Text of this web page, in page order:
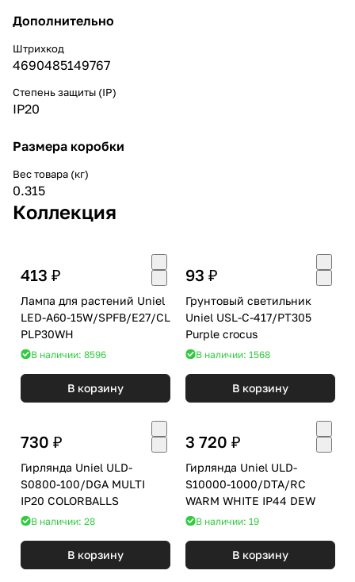
Дополнительно
Штрихкод
4690485149767
Степень защиты (IP)
IP20
Размера коробки
Вес товара (кг)
0.315
Коллекция
413 ₽
Лампа для растений Uniel
LED-A60-15W/SPFB/E27/CL
PLP30WH
В наличии: 8596
В корзину
93 ₽
Грунтовый светильник
Uniel USL-C-417/PT305
Purple crocus
В наличии: 1568
В корзину
730 ₽
Гирлянда Uniel ULD-
S0800-100/DGA MULTI
IP20 COLORBALLS
В наличии: 28
В корзину
3 720 ₽
Гирлянда Uniel ULD-
S10000-1000/DTA/RC
WARM WHITE IP44 DEW
В наличии: 19
В корзину